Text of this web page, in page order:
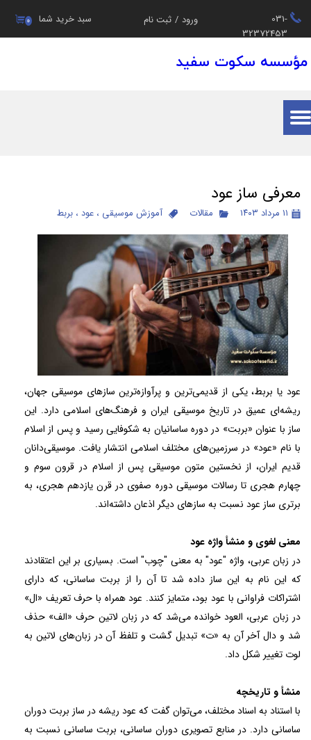
031-
32372453
۰ سبد خرید شما ورود / ثبت نام
حساب کاربری من
تغییر گذر واژه
سفارشات
خروج از حساب کاربری
مؤسسه سکوت سفید
معرفی ساز عود
۱۱ مرداد ۱۴۰۳ مقالات آموزش موسیقی ، عود ، بربط
عود یا بربط، یکی از قدیمی‌ترین و پرآوازه‌ترین سازهای موسیقی جهان،
ریشه‌ای عمیق در تاریخ موسیقی ایران و فرهنگ‌های اسلامی دارد. این
ساز با عنوان «بربت» در دوره ساسانیان به شکوفایی رسید و پس از اسلام
با نام «عود» در سرزمین‌های مختلف اسلامی انتشار یافت. موسیقی‌دانان
قدیم ایران، از نخستین متون موسیقی پس از اسلام در قرون سوم و
چهارم هجری تا رسالات موسیقی دوره صفوی در قرن یازدهم هجری، به
برتری ساز عود نسبت به سازهای دیگر اذعان داشته‌اند.
معنی لغوی و منشأ واژه عود
در زبان عربی، واژه "عود" به معنی "چوب" است. بسیاری بر این اعتقادند
که این نام به این ساز داده شد تا آن را از بربت ساسانی، که دارای
اشتراکات فراوانی با عود بود، متمایز کنند. عود همراه با حرف تعریف «ال»
در زبان عربی، العود خوانده می‌شد که در زبان لاتین حرف «الف» حذف
شد و دال آخر آن به «ت» تبدیل گشت و تلفظ آن در زبان‌های لاتین به
لوت تغییر شکل داد.
منشأ و تاریخچه
با استناد به اسناد مختلف، می‌توان گفت که عود ریشه در ساز بربت دوران
ساسانی دارد. در منابع تصویری دوران ساسانی، بربت ساسانی نسبت به